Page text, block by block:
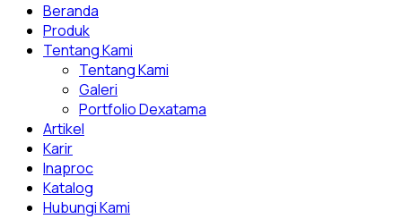
Beranda
Produk
Tentang Kami
Tentang Kami
Galeri
Portfolio Dexatama
Artikel
Karir
Inaproc
Katalog
Hubungi Kami